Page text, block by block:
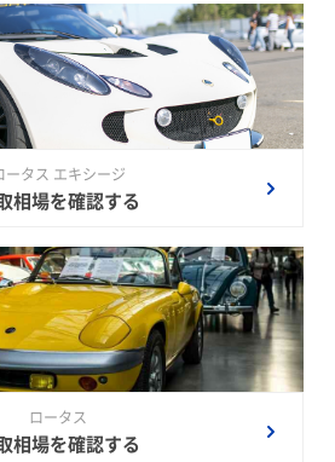
ータス エキシージ
相場を確認する
ロータス
相場を確認する